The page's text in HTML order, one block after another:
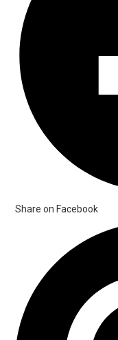
Share on Facebook
window